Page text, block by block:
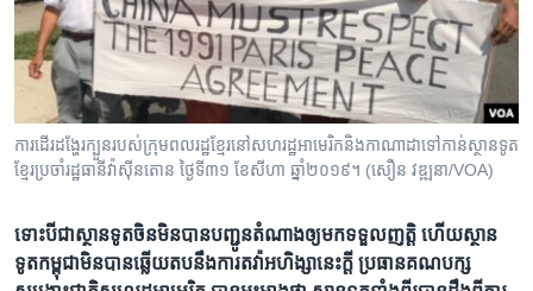
សម្ព័ន្ធ​
រំលង​
ទៅ​
កាន់​
ទំព័រ​
រក
Khmer English
បណ្តាញ​សង្គម
ការដើរដង្ហែរក្បួនរបស់ក្រុមពលរដ្ឋខ្មែរនៅសហរដ្ឋអាមេរិកនិងកាណាដាទៅកាន់ស្ថានទូត
ខ្មែរប្រចាំរដ្ឋធានីវ៉ាសុីនតោន ថ្ងៃទី៣១ ខែសីហា ឆ្នាំ២០១៩។ (សឿន វឌ្ឍនា/VOA)
ទោះ​បី​ជា​ស្ថាន​ទូត​ចិន​មិន​បាន​បញ្ជូន​តំណាង​ឲ្យ​មក​ទទួល​ញត្តិ ហើយ​ស្ថាន​
ទូត​កម្ពុជា​មិន​បាន​ឆ្លើយ​តប​​នឹង​ការ​តវ៉ា​អហិង្សា​នេះ​ក្ដី ប្រធាន​គណបក្ស​